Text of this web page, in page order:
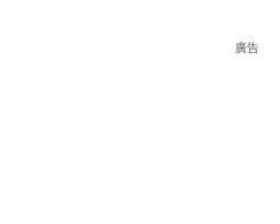
廣告